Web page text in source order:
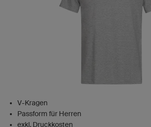
V-Kragen
Passform für Herren
exkl. Druckkosten